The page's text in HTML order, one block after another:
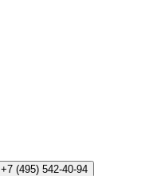
+7 (495) 542-40-94